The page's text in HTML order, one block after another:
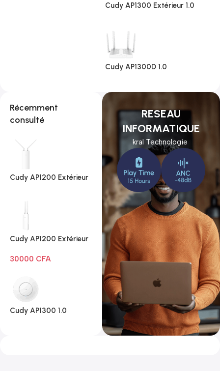
Récemment
consulté
Cudy AP1200 Extérieur
Cudy AP1200 Extérieur
30000 CFA
Cudy AP1300 1.0
RESEAU
INFORMATIQUE
kral Technologie
Cudy AP1300 Extérieur 1.0
Cudy AP1300D 1.0